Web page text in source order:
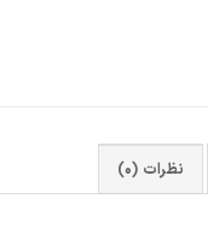
نظرات (0)